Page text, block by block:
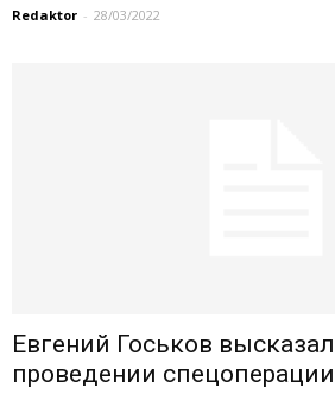
Redaktor - 28/03/2022
Евгений Госьков
проведении